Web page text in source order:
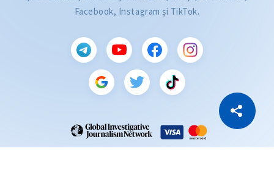
Copiază Link
Facebook, Instagram și TikTok.